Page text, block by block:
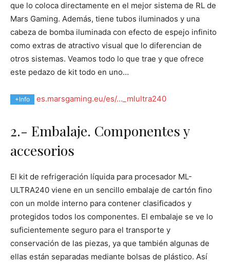
que lo coloca directamente en el mejor sistema de RL de
Mars Gaming. Además, tiene tubos iluminados y una
cabeza de bomba iluminada con efecto de espejo infinito
como extras de atractivo visual que lo diferencian de
otros sistemas. Veamos todo lo que trae y que ofrece
este pedazo de kit todo en uno…
+Info es.marsgaming.eu/es/…_mlultra240
2.- Embalaje. Componentes y
accesorios
El kit de refrigeración líquida para procesador ML-
ULTRA240 viene en un sencillo embalaje de cartón fino
con un molde interno para contener clasificados y
protegidos todos los componentes. El embalaje se ve lo
suficientemente seguro para el transporte y
conservación de las piezas, ya que también algunas de
ellas están separadas mediante bolsas de plástico. Así